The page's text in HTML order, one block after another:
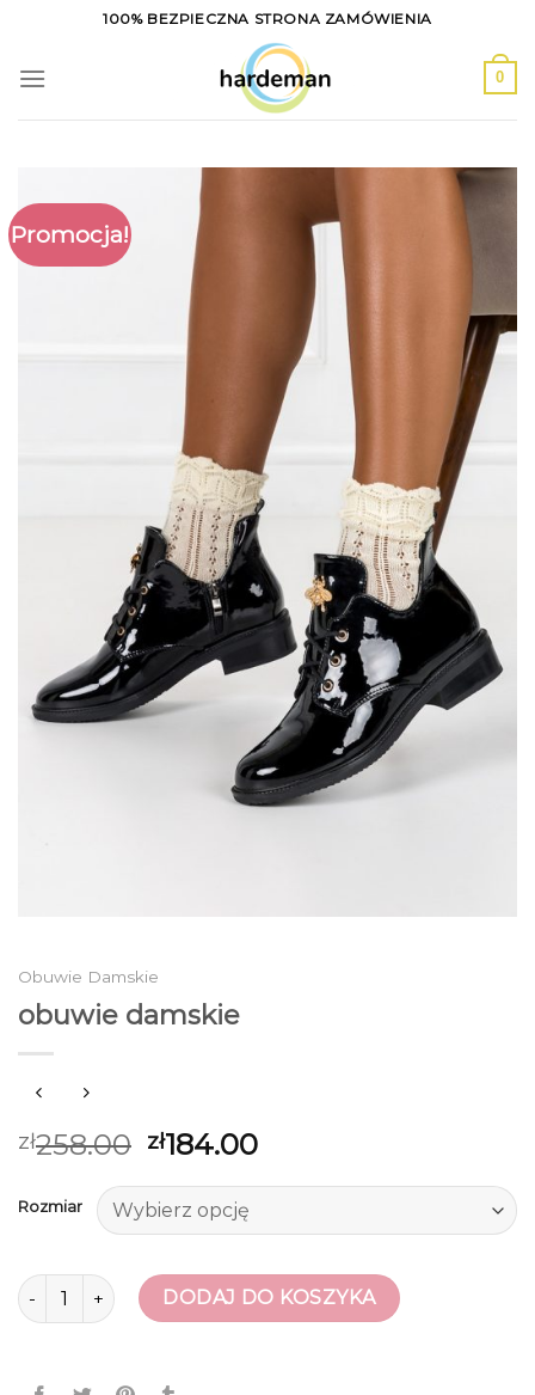
content
100% BEZPIECZNA STRONA ZAMÓWIENIA
0
Promocja!
Obuwie Damskie
obuwie damskie
zł258.00 zł184.00
Rozmiar
ilość obuwie damskieDODAJ DO KOSZYKA